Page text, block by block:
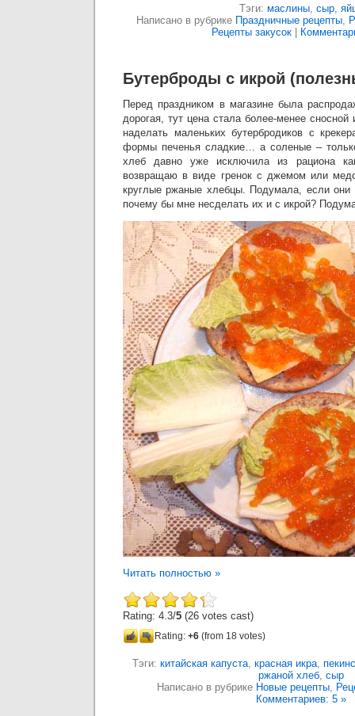
Тэги: маслины, сыр,
Написано в рубрике Праздничные рецепты,
Рецепты закусок
Бутерброды с икрой
Перед праздником в магазине была
дорогая, тут цена стала более-менее
наделать маленьких бутербродиков с
формы печенья сладкие… а соленые –
хлеб давно уже исключила из рациона
возвращаю в виде гренок с джемом или
круглые ржаные хлебцы. Подумала, если они
почему бы мне несделать их и с икрой?
Читать полностью »
Rating: 4.3/5 (26 votes cast)
Rating: +6 (from 18 votes)
Тэги: китайская капуста, красная икра,
ржаной хлеб, сыр
Написано в рубрике Новые рецепты,
Комментариев: 5 »